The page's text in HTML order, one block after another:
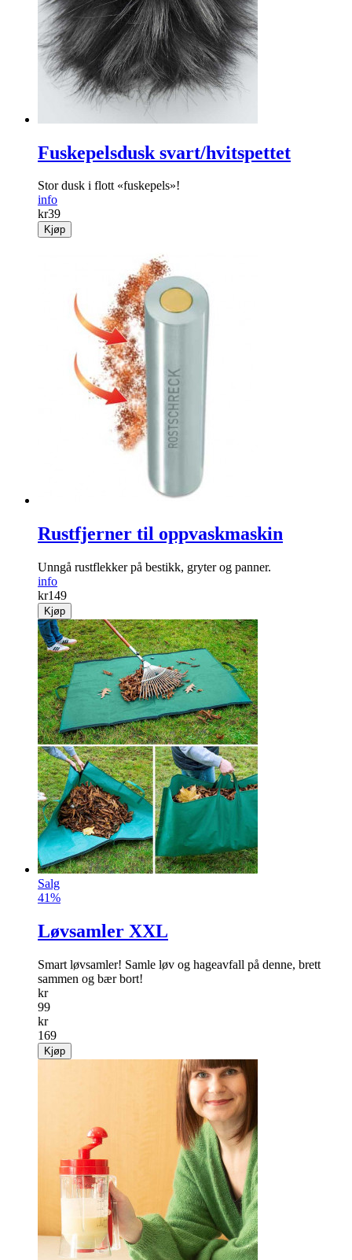
Fuskepelsdusk svart/hvitspettet
Stor dusk i flott «fuskepels»!
info
kr39
Kjøp
Rustfjerner til oppvaskmaskin
Unngå rustflekker på bestikk, gryter og panner.
info
kr149
Kjøp
Salg
41%
Løvsamler XXL
Smart løvsamler! Samle løv og hageavfall på denne, brett
sammen og bær bort!
kr
99
kr
169
Kjøp